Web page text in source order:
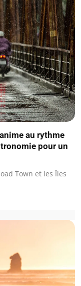
au rythme
pour un
Town et les Îles